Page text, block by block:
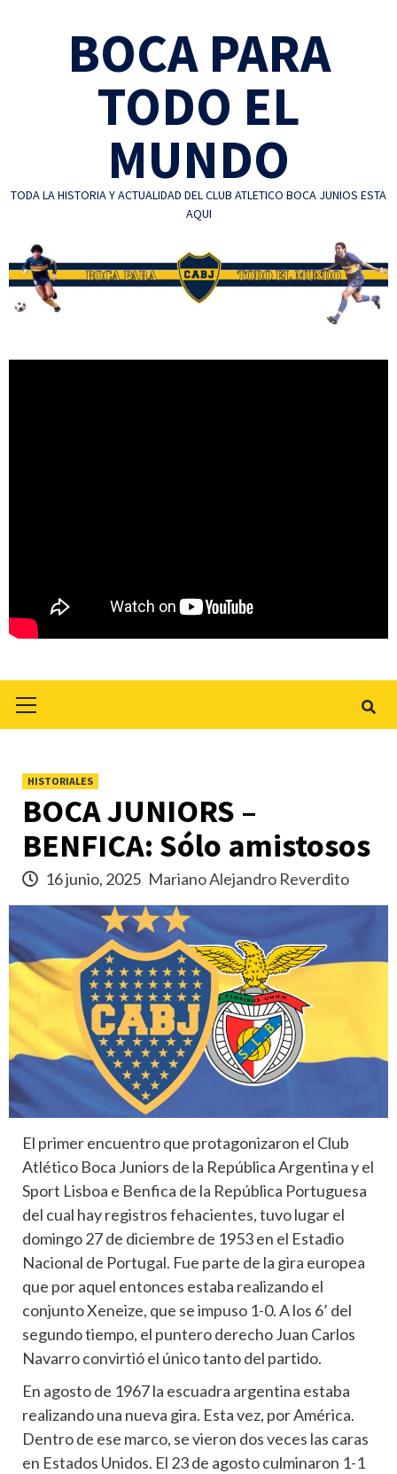
BOCA PARA
TODO EL
MUNDO
TODA LA HISTORIA Y ACTUALIDAD DEL CLUB ATLETICO BOCA JUNIOS ESTA
AQUI
Menu
HISTORIALES
BOCA JUNIORS –
BENFICA: Sólo amistosos
16 junio, 2025 Mariano Alejandro Reverdito
El primer encuentro que protagonizaron el Club
Atlético Boca Juniors de la República Argentina y el
Sport Lisboa e Benfica de la República Portuguesa
del cual hay registros fehacientes, tuvo lugar el
domingo 27 de diciembre de 1953 en el Estadio
Nacional de Portugal. Fue parte de la gira europea
que por aquel entonces estaba realizando el
conjunto Xeneize, que se impuso 1-0. A los 6’ del
segundo tiempo, el puntero derecho Juan Carlos
Navarro convirtió el único tanto del partido.
En agosto de 1967 la escuadra argentina estaba
realizando una nueva gira. Esta vez, por América.
Dentro de ese marco, se vieron dos veces las caras
en Estados Unidos. El 23 de agosto culminaron 1-1